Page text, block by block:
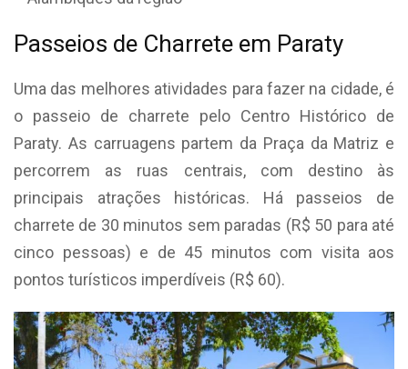
Passeios de Charrete em Paraty
Uma das melhores atividades para fazer na cidade, é
o passeio de charrete pelo Centro Histórico de
Paraty. As carruagens partem da Praça da Matriz e
percorrem as ruas centrais, com destino às
principais atrações históricas. Há passeios de
charrete de 30 minutos sem paradas (R$ 50 para até
cinco pessoas) e de 45 minutos com visita aos
pontos turísticos imperdíveis (R$ 60).